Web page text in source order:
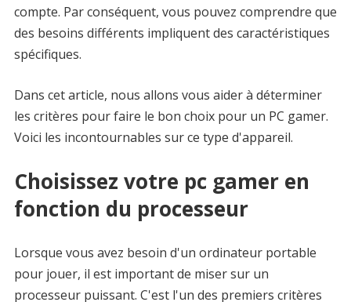
compte. Par conséquent, vous pouvez comprendre que
des besoins différents impliquent des caractéristiques
spécifiques.
Dans cet article, nous allons vous aider à déterminer
les critères pour faire le bon choix pour un PC gamer.
Voici les incontournables sur ce type d'appareil.
Choisissez votre pc gamer en
fonction du processeur
Lorsque vous avez besoin d'un ordinateur portable
pour jouer, il est important de miser sur un
processeur puissant. C'est l'un des premiers critères